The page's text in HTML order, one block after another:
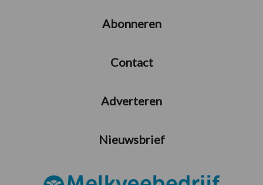
Abonneren
Contact
Adverteren
Nieuwsbrief